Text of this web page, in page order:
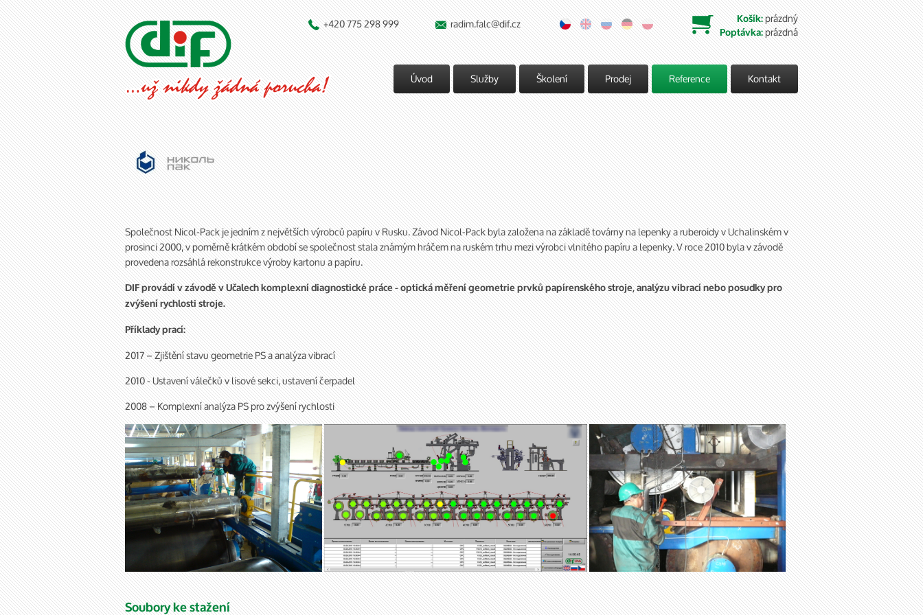
+420 775 298 999  radim.falc@dif.cz  Košík:prázdný
Poptávka:prázdná
Úvod Služby Školení Prodej Reference Kontakt
Společnost Nicol-Pack je jedním z největších výrobců papíru v Rusku. Závod Nicol-Pack byla založena na základě továrny na lepenky a ruberoidy v Uchalinském v
prosinci 2000, v poměrně krátkém období se společnost stala známým hráčem na ruském trhu mezi výrobci vlnitého papíru a lepenky. V roce 2010 byla v závodě
provedena rozsáhlá rekonstrukce výroby kartonu a papíru.
DIF provádí v závodě v Učalech komplexní diagnostické práce - optická měření geometrie prvků papírenského stroje, analýzu vibrací nebo posudky pro
zvýšení rychlosti stroje.
Příklady prací:
2017 – Zjištění stavu geometrie PS a analýza vibrací
2010 - Ustavení válečků v lisové sekci, ustavení čerpadel
2008 – Komplexní analýza PS pro zvýšení rychlosti
Soubory ke stažení